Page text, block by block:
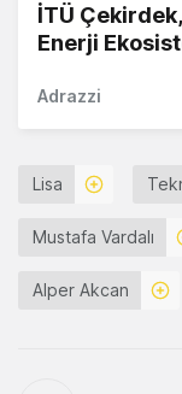
İTÜ
Enerji
Adrazzi
Lisa
Mustafa Vardalı
Alper Akcan